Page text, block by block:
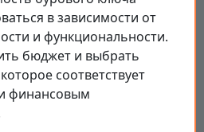
в зависимости от
и функциональности.
бюджет и выбрать
соответствует
финансовым